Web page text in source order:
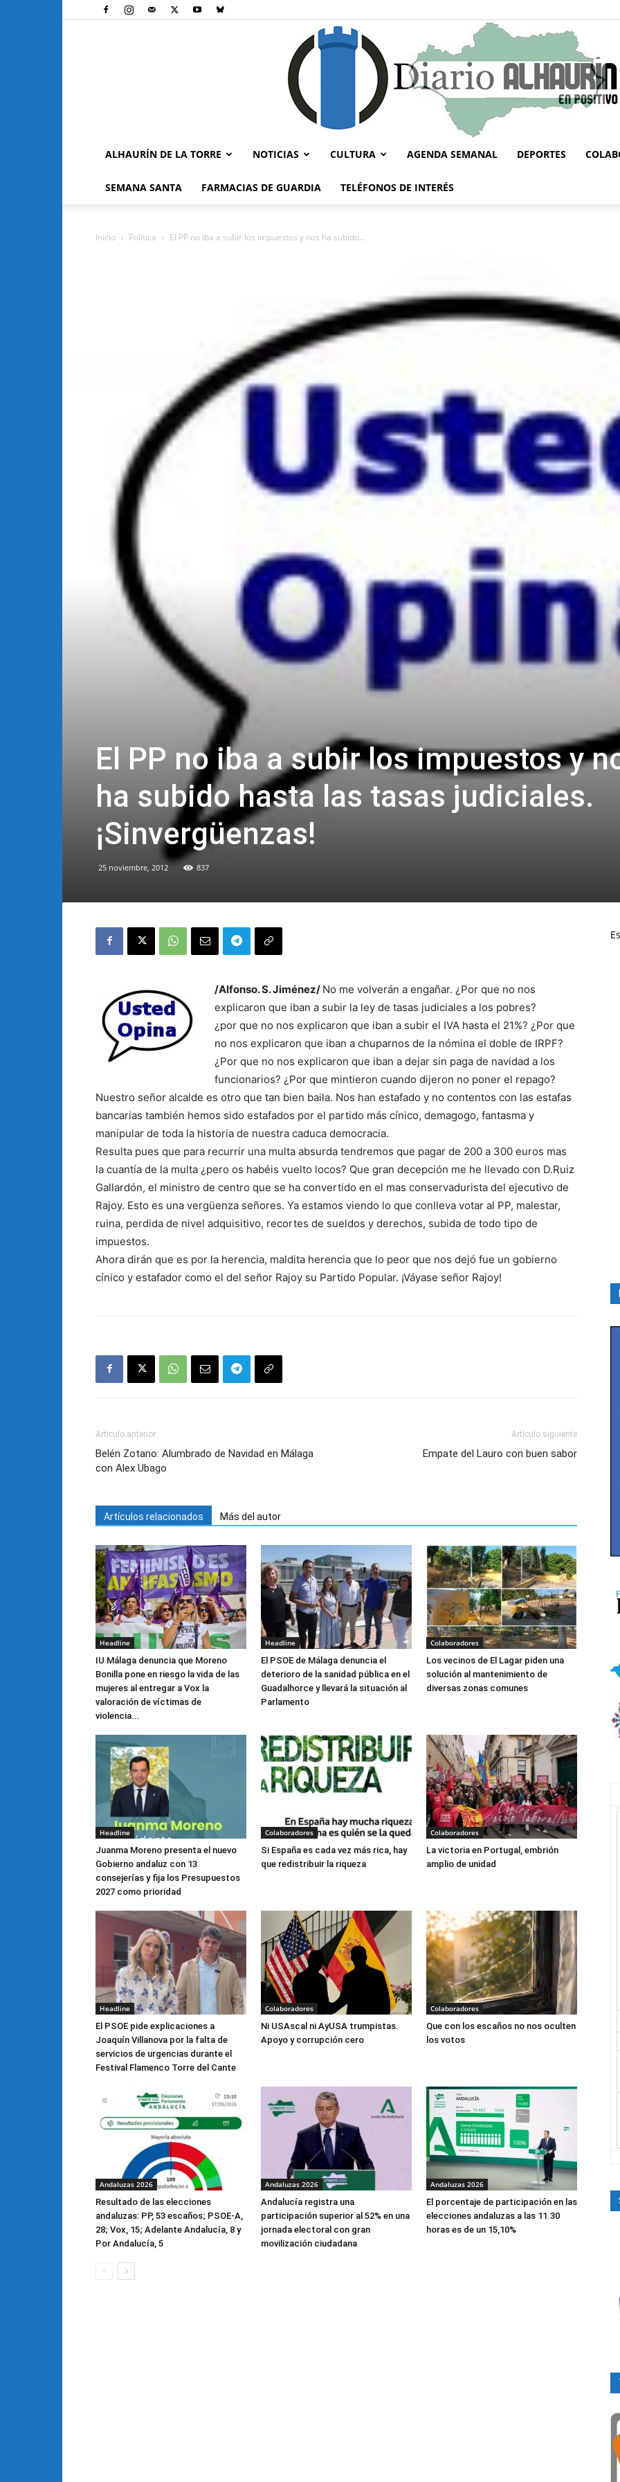
ALHAURÍN DE LA TORRE NOTICIAS CULTURA AGENDA SEMANAL DEPORTES
SEMANA SANTA FARMACIAS DE GUARDIA TELÉFONOS DE INTERÉS
Inicio Política El PP no iba a subir los impuestos y nos ha subido...
El PP no iba a subir los impuestos y
ha subido hasta las tasas judiciales.
¡Sinvergüenzas!
25 noviembre, 2012 837
/Alfonso. S. Jiménez/ No me volverán a engañar. ¿Por que no nos
explicaron que iban a subir la ley de tasas judiciales a los pobres?
¿por que no nos explicaron que iban a subir el IVA hasta el 21%? ¿Por que
no nos explicaron que iban a chuparnos de la nómina el doble de IRPF?
¿Por que no nos explicaron que iban a dejar sin paga de navidad a los
funcionarios? ¿Por que mintieron cuando dijeron no poner el repago?
Nuestro señor alcalde es otro que tan bien baila. Nos han estafado y no contentos con las estafas
bancarias también hemos sido estafados por el partido más cínico, demagogo, fantasma y
manipular de toda la historia de nuestra caduca democracia.
Resulta pues que para recurrir una multa absurda tendremos que pagar de 200 a 300 euros mas
la cuantía de la multa ¿pero os habéis vuelto locos? Que gran decepción me he llevado con D.Ruiz
Gallardón, el ministro de centro que se ha convertido en el mas conservadurista del ejecutivo de
Rajoy. Esto es una vergüenza señores. Ya estamos viendo lo que conlleva votar al PP, malestar,
ruina, perdida de nivel adquisitivo, recortes de sueldos y derechos, subida de todo tipo de
impuestos.
Ahora dirán que es por la herencia, maldita herencia que lo peor que nos dejó fue un gobierno
cínico y estafador como el del señor Rajoy su Partido Popular. ¡Váyase señor Rajoy!
Artículo anterior
Belén Zotano: Alumbrado de Navidad en Málaga
con Alex Ubago
Artículo siguiente
Empate del Lauro con buen sabor
Artículos relacionados Más del autor
Headline
IU Málaga denuncia que Moreno
Bonilla pone en riesgo la vida de las
mujeres al entregar a Vox la
valoración de víctimas de
violencia...
Headline
El PSOE de Málaga denuncia el
deterioro de la sanidad pública en el
Guadalhorce y llevará la situación al
Parlamento
Colaboradores
Los vecinos de El Lagar piden una
solución al mantenimiento de
diversas zonas comunes
Headline
Juanma Moreno presenta el nuevo
Gobierno andaluz con 13
consejerías y fija los Presupuestos
2027 como prioridad
Colaboradores
Si España es cada vez más rica, hay
que redistribuir la riqueza
Colaboradores
La victoria en Portugal, embrión
amplio de unidad
Headline
El PSOE pide explicaciones a
Joaquín Villanova por la falta de
servicios de urgencias durante el
Festival Flamenco Torre del Cante
Colaboradores
Ni USAscal ni AyUSA trumpistas.
Apoyo y corrupción cero
Colaboradores
Que con los escaños no nos oculten
los votos
Andaluzas 2026
Resultado de las elecciones
andaluzas: PP, 53 escaños; PSOE-A,
28; Vox, 15; Adelante Andalucía, 8 y
Por Andalucía, 5
Andaluzas 2026
Andalucía registra una
participación superior al 52% en una
jornada electoral con gran
movilización ciudadana
Andaluzas 2026
El porcentaje de participación en las
elecciones andaluzas a las 11.30
horas es de un 15,10%